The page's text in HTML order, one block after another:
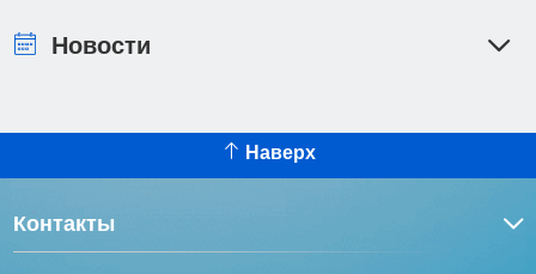
Новости
Наверх
Контакты